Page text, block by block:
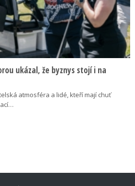
ukázal, že byznys stojí i na
atmosféra a lidé, kteří mají chuť